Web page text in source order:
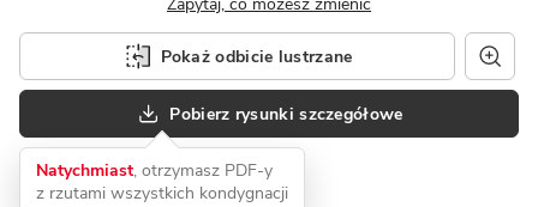
Pokaż odbicie lustrzane
Pobierz rysunki szczegółowe
Natychmiast, otrzymasz PDF-y
z rzutami wszystkich kondygnacji